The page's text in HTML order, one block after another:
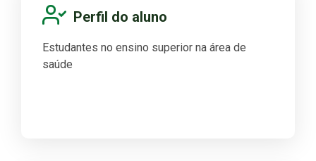
Perfil do aluno
Estudantes no ensino superior na área de
saúde